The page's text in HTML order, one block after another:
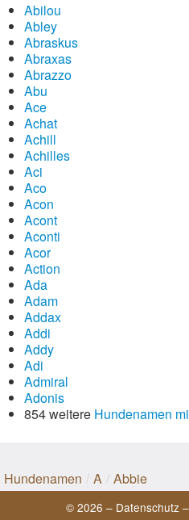
Abilou
Abley
Abraskus
Abraxas
Abrazzo
Abu
Ace
Achat
Achill
Achilles
Aci
Aco
Acon
Acont
Aconti
Acor
Action
Ada
Adam
Addax
Addi
Addy
Adi
Admiral
Adonis
854 weitere Hundenamen
Hundenamen / A / Abbie
© 2026 – Datenschutz –